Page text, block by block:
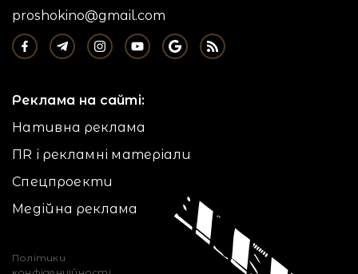
proshokino@gmail.com
Реклама на сайті:
Нативна реклама
ПR і рекламні матеріали
Спецпроекти
Медійна реклама
Політики